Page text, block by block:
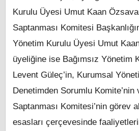
Kurulu Üyesi Umut Kaan
Saptanması Komitesi
Yönetim Kurulu Üyesi Umut
üyeliğine ise Bağımsız Yönetim
Levent Güleç’in, Kurumsal
Denetimden Sorumlu
Saptanması Komitesi’nin görev
esasları çerçevesinde